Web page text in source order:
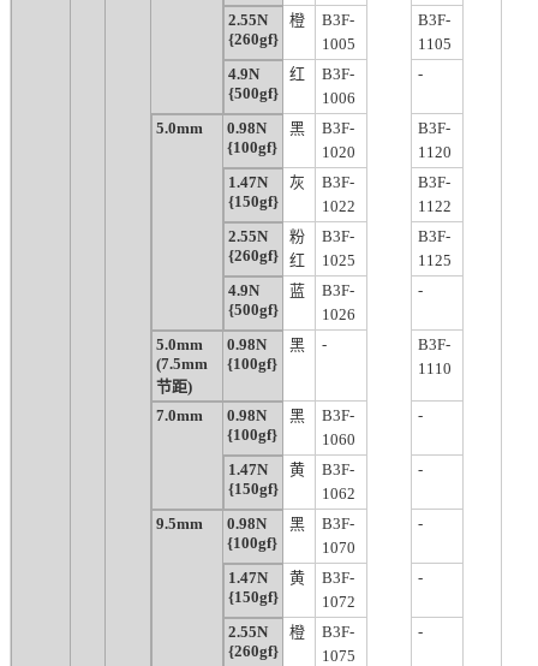
2.55N
{260gf}
橙
B3F-
1005
B3F-
1105
4.9N
{500gf}
红
B3F-
1006
-
5.0mm
0.98N
{100gf}
黑
B3F-
1020
B3F-
1120
1.47N
{150gf}
灰
B3F-
1022
B3F-
1122
2.55N
{260gf}
粉
红
B3F-
1025
B3F-
1125
4.9N
{500gf}
蓝
B3F-
1026
-
5.0mm
(7.5mm
节距)
0.98N
{100gf}
黑 -
B3F-
1110
7.0mm
0.98N
{100gf}
黑
B3F-
1060
-
1.47N
{150gf}
黄
B3F-
1062
-
9.5mm
0.98N
{100gf}
黑
B3F-
1070
-
1.47N
{150gf}
黄
B3F-
1072
-
2.55N
{260gf}
橙
B3F-
1075
-